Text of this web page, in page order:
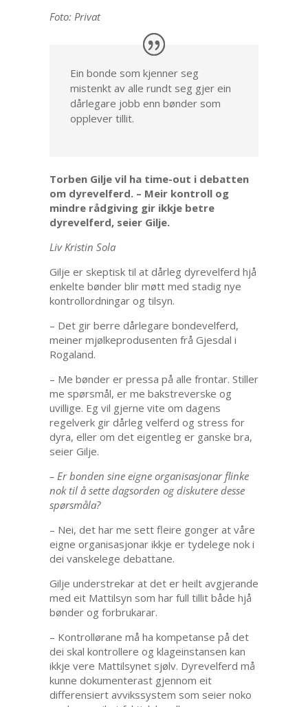
Foto: Privat
Ein bonde som kjenner seg
mistenkt av alle rundt seg gjer ein
dårlegare jobb enn bønder som
opplever tillit.
Torben Gilje vil ha time-out i debatten
om dyrevelferd. – Meir kontroll og
mindre rådgiving gir ikkje betre
dyrevelferd, seier Gilje.
Liv Kristin Sola
Gilje er skeptisk til at dårleg dyrevelferd hjå
enkelte bønder blir møtt med stadig nye
kontrollordningar og tilsyn.
– Det gir berre dårlegare bondevelferd,
meiner mjølkeprodusenten frå Gjesdal i
Rogaland.
– Me bønder er pressa på alle frontar. Stiller
me spørsmål, er me bakstreverske og
uvillige. Eg vil gjerne vite om dagens
regelverk gir dårleg velferd og stress for
dyra, eller om det eigentleg er ganske bra,
seier Gilje.
– Er bonden sine eigne organisasjonar flinke
nok til å sette dagsorden og diskutere desse
spørsmåla?
– Nei, det har me sett fleire gonger at våre
eigne organisasjonar ikkje er tydelege nok i
dei vanskelege debattane.
Gilje understrekar at det er heilt avgjerande
med eit Mattilsyn som har full tillit både hjå
bønder og forbrukarar.
– Kontrollørane må ha kompetanse på det
dei skal kontrollere og klageinstansen kan
ikkje vere Mattilsynet sjølv. Dyrevelferd må
kunne dokumenterast gjennom eit
differensiert avvikssystem som seier noko